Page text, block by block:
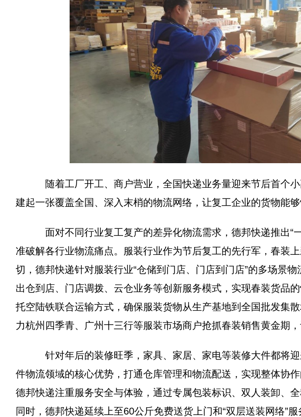
随着工厂开工、商户营业，全国快递业务量迎来节后首个小
建起一张覆盖全国、深入末梢的物流网络，让复工企业的货物能够
面对不同行业复工复产的差异化物流需求，德邦快递推出“一
准破解各行业物流痛点。服装行业作为节后复工的先行军，春装
切，德邦快递针对服装行业“仓储到门店、门店到门店”的多场景
出仓到店、门店调拨、云仓业务等创新服务模式，实现春装货品
托空陆铁联合运输方式，确保服装货物从生产基地到全国批发集
力杭州四季青、广州十三行等服装市场商户抢抓春装销售黄金期
针对年后的装修旺季，家具、家居、家电等装修大件都将迎
件物流领域的核心优势，打通仓库管理和物流配送，实现整体协
德邦快递注重服务安全与体验，通过专属包装标识、双人装卸、
同时，德邦快递延续上至60公斤免费送货上门和“双层送装网络”